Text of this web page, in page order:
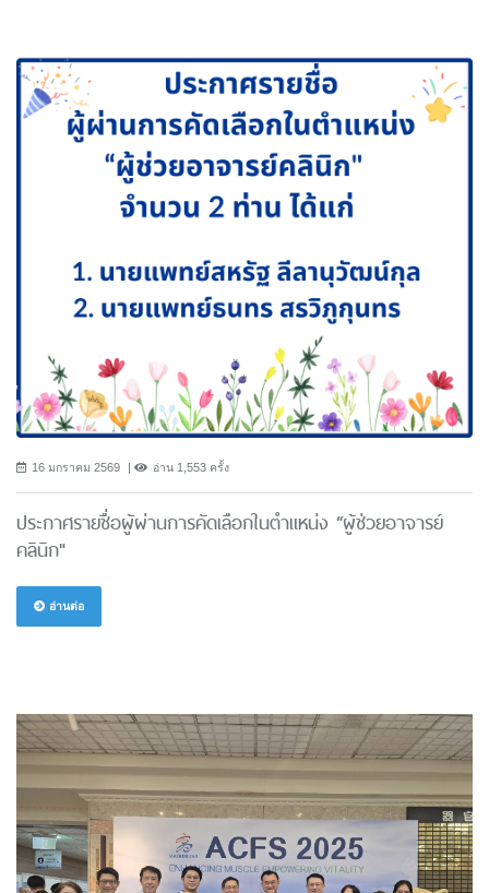
16 มกราคม 2569 อ่าน 1,553 ครั้ง
ประกาศรายชื่อผู้ผ่านการคัดเลือกในตำแหน่ง “ผู้ช่วยอาจารย์
คลินิก"
อ่านต่อ